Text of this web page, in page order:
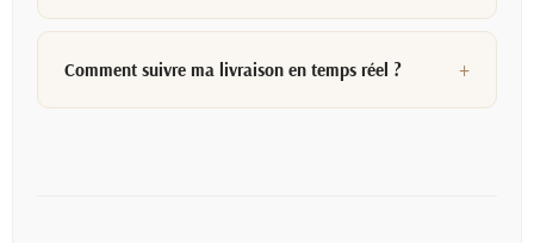
Comment suivre ma livraison en temps réel ?